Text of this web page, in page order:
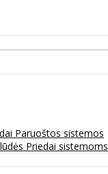
Paruoštos sistemos
Priedai sistemoms